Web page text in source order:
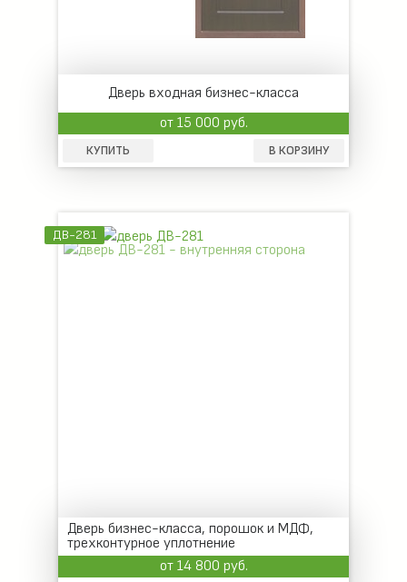
Дверь входная бизнес-класса
от 15 000 руб.
КУПИТЬ В КОРЗИНУ
ДВ-281
Дверь бизнес-класса, порошок и МДФ,
трехконтурное уплотнение
от 14 800 руб.